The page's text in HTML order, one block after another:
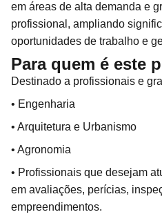
em áreas de alta demanda e
profissional, ampliando
oportunidades de trabalho e
Para quem é este
Destinado a profissionais e
• Engenharia
• Arquitetura e Urbanismo
• Agronomia
• Profissionais que desejam
em avaliações, perícias,
empreendimentos.